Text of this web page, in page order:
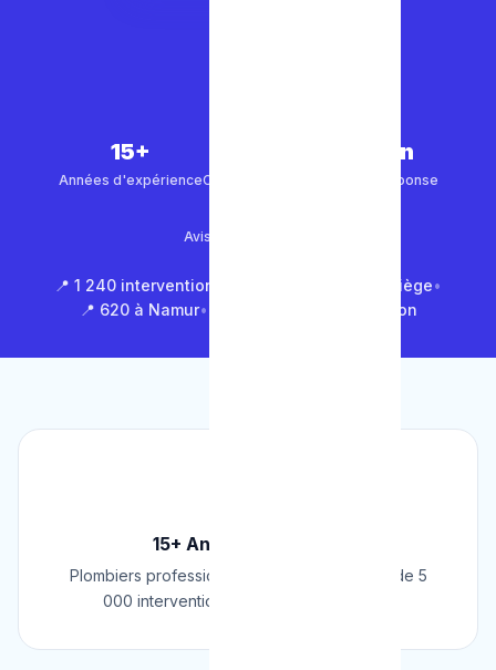
15+
Années d'expérienceClients satisfaits
30 min
Temps de réponse
Avis Google (500+)
📍 1 240 interventions à Bruxelles 📍 850 à Liège•
📍 620 à Namur• 📍 1 430 en Brabant Wallon
15+ Ans d'Expérience
Plombiers professionnels depuis 2009. Plus de 5
000 interventions réussies en Belgique.